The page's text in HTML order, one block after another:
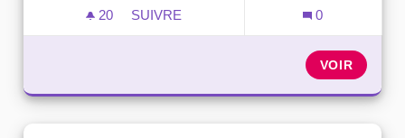
20 20 ABONNÉS
SUIVRE
0
VOIR